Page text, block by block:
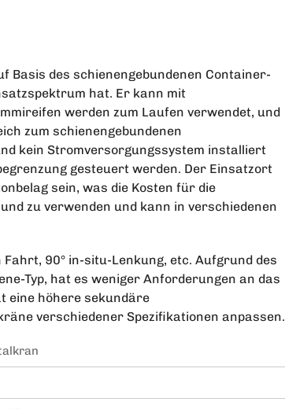
Basis des schienengebundenen Container-
hat. Er kann mit
werden zum Laufen verwendet, und
zum schienengebundenen
kein Stromversorgungssystem installiert
gesteuert werden. Der Einsatzort
sein, was die Kosten für die
zu verwenden und kann in verschiedenen
90° in-situ-Lenkung, etc. Aufgrund des
Typ, hat es weniger Anforderungen an das
eine höhere sekundäre
verschiedener Spezifikationen anpassen.